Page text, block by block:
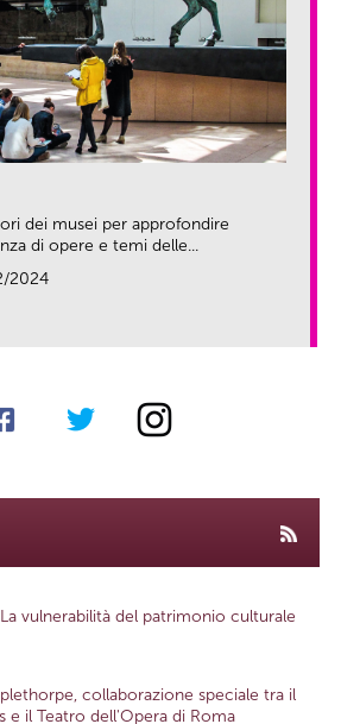
dei musei per approfondire
di opere e temi delle...
2024
vulnerabilità del patrimonio culturale
collaborazione speciale tra il
e il Teatro dell'Opera di Roma